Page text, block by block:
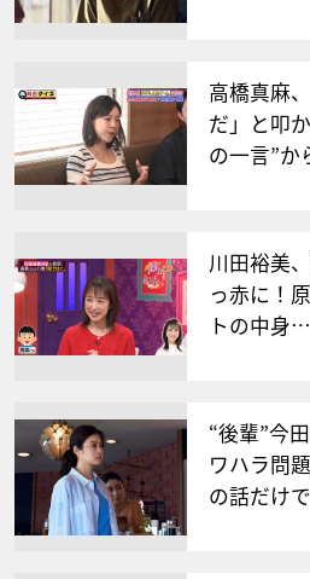
高橋真麻
だ」と叩
の一言”
川田裕美
っ赤に！
トの中身…
“後輩”今
ワハラ問
の話だけ